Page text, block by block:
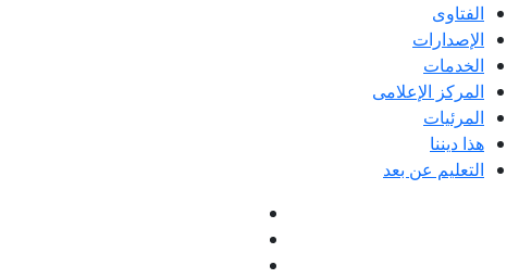
الفتاوى
الإصدارات
الخدمات
المركز الإعلامى
المرئيات
هذا ديننا
التعليم عن بعد